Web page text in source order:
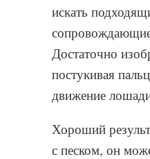
искать
Достаточно
постукивая
движение
Хороший
с песком, он